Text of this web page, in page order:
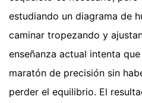
estudiando un diagrama de
caminar tropezando y
enseñanza actual intenta
maratón de precisión sin
perder el equilibrio. El